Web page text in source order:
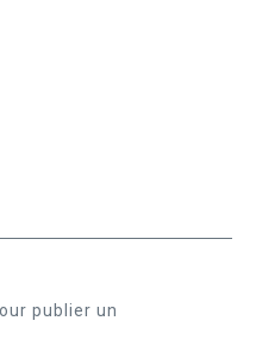
publier un